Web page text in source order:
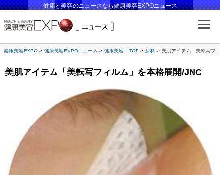
健康と美容のニュースなら健康美容EXPOニュース
健康美容EXPO 健康美容EXPOニュース 健康美容：TOP 原料 美肌アイテム「美転写フ
美肌アイテム「美転写フィルム」を本格展開/JNC